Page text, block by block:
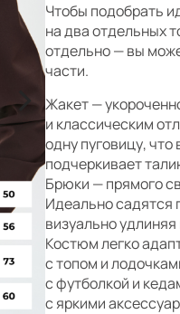
>
Чтобы подобрать
на два отдельных
отдельно — вы
части.
Жакет —
и классическим
одну пуговицу, что
подчеркивает
Брюки — прямого
Идеально садятся
визуально удлиняя
Костюм легко
с топом и
с футболкой и
с яркими